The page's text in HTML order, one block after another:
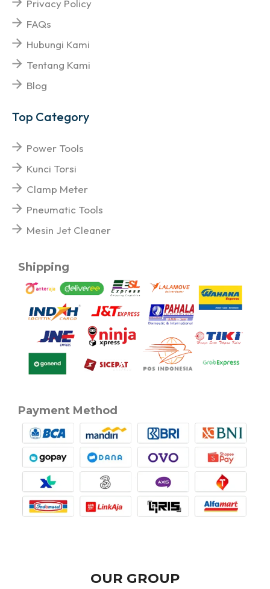
Privacy Policy
FAQs
Hubungi Kami
Tentang Kami
Blog
Top Category
Power Tools
Kunci Torsi
Clamp Meter
Pneumatic Tools
Mesin Jet Cleaner
Shipping
Payment Method
OUR GROUP